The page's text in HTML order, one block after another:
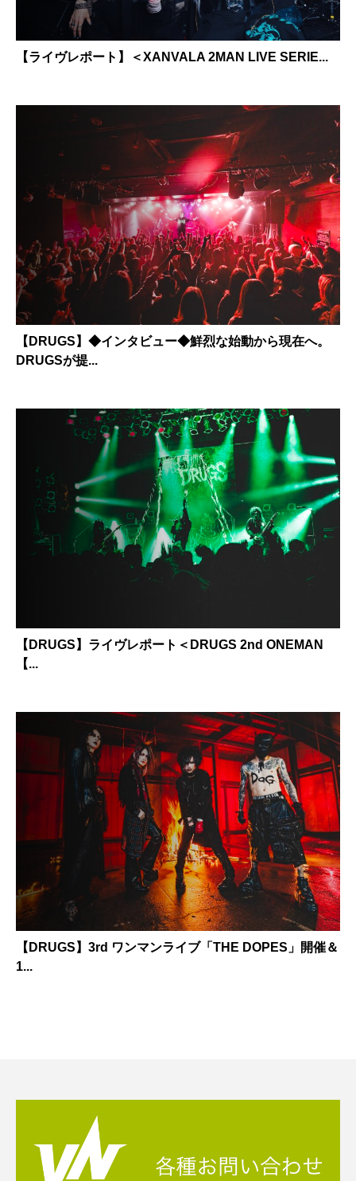
【ライヴレポート】＜XANVALA 2MAN LIVE SERIE...
【DRUGS】◆インタビュー◆鮮烈な始動から現在へ。
DRUGSが提...
【DRUGS】ライヴレポート＜DRUGS 2nd ONEMAN
【...
【DRUGS】3rd ワンマンライブ「THE DOPES」開催＆
1...